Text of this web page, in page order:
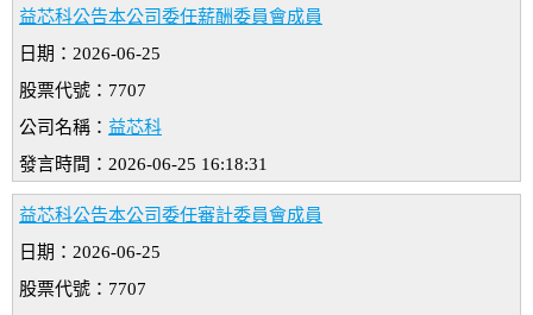
益芯科公告本公司委任薪酬委員會成員
日期：2026-06-25
股票代號：7707
公司名稱： 益芯科
發言時間：2026-06-25 16:18:31
益芯科公告本公司委任審計委員會成員
日期：2026-06-25
股票代號：7707